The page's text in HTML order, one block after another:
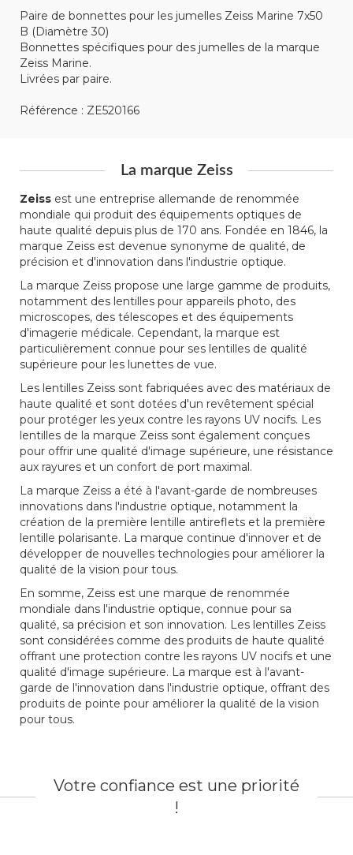
Paire de bonnettes pour les jumelles Zeiss Marine 7x50
B (Diamètre 30)
Bonnettes spécifiques pour des jumelles de la marque
Zeiss Marine.
Livrées par paire.
Référence : ZE520166
La marque Zeiss
Zeiss est une entreprise allemande de renommée
mondiale qui produit des équipements optiques de
haute qualité depuis plus de 170 ans. Fondée en 1846, la
marque Zeiss est devenue synonyme de qualité, de
précision et d'innovation dans l'industrie optique.
La marque Zeiss propose une large gamme de produits,
notamment des lentilles pour appareils photo, des
microscopes, des télescopes et des équipements
d'imagerie médicale. Cependant, la marque est
particulièrement connue pour ses lentilles de qualité
supérieure pour les lunettes de vue.
Les lentilles Zeiss sont fabriquées avec des matériaux de
haute qualité et sont dotées d'un revêtement spécial
pour protéger les yeux contre les rayons UV nocifs. Les
lentilles de la marque Zeiss sont également conçues
pour offrir une qualité d'image supérieure, une résistance
aux rayures et un confort de port maximal.
La marque Zeiss a été à l'avant-garde de nombreuses
innovations dans l'industrie optique, notamment la
création de la première lentille antireflets et la première
lentille polarisante. La marque continue d'innover et de
développer de nouvelles technologies pour améliorer la
qualité de la vision pour tous.
En somme, Zeiss est une marque de renommée
mondiale dans l'industrie optique, connue pour sa
qualité, sa précision et son innovation. Les lentilles Zeiss
sont considérées comme des produits de haute qualité
offrant une protection contre les rayons UV nocifs et une
qualité d'image supérieure. La marque est à l'avant-
garde de l'innovation dans l'industrie optique, offrant des
produits de pointe pour améliorer la qualité de la vision
pour tous.
Votre confiance est une priorité
!